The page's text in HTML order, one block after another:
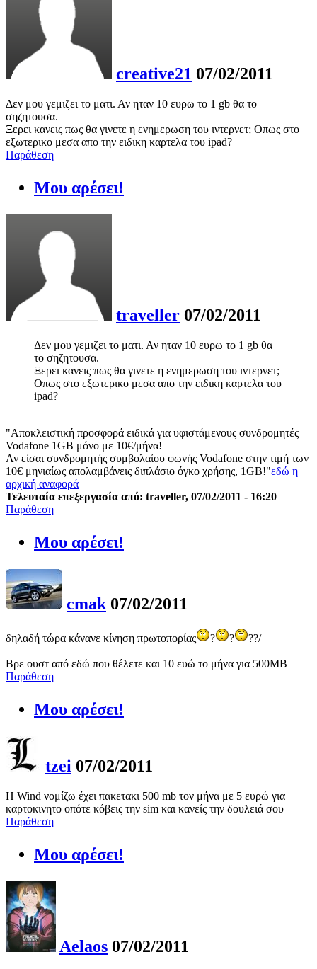
creative21 07/02/2011
Δεν μου γεμιζει το ματι. Αν ηταν 10 ευρω το 1 gb θα το
σηζητουσα.
Ξερει κανεις πως θα γινετε η ενημερωση του ιντερνετ; Οπως στο
εξωτερικο μεσα απο την ειδικη καρτελα του ipad?
Παράθεση
Μου αρέσει!
traveller 07/02/2011
Δεν μου γεμιζει το ματι. Αν ηταν 10 ευρω το 1 gb θα
το σηζητουσα.
Ξερει κανεις πως θα γινετε η ενημερωση του ιντερνετ;
Οπως στο εξωτερικο μεσα απο την ειδικη καρτελα του
ipad?
"Αποκλειστική προσφορά ειδικά για υφιστάμενους συνδρομητές
Vodafone 1GB μόνο με 10€/μήνα!
Αν είσαι συνδρομητής συμβολαίου φωνής Vodafone στην τιμή των
10€ μηνιαίως απολαμβάνεις διπλάσιο όγκο χρήσης, 1GB!"εδώ η
αρχική αναφορά
Τελευταία επεξεργασία από: traveller, 07/02/2011 - 16:20
Παράθεση
Μου αρέσει!
cmak 07/02/2011
δηλαδή τώρα κάνανε κίνηση πρωτοπορίας ? ? ??/
Βρε ουστ από εδώ που θέλετε και 10 ευώ το μήνα για 500ΜΒ
Παράθεση
Μου αρέσει!
tzei 07/02/2011
Η Wind νομίζω έχει πακετακι 500 mb τον μήνα με 5 ευρώ για
καρτοκινητο οπότε κόβεις την sim και κανείς την δουλειά σου
Παράθεση
Μου αρέσει!
Aelaos 07/02/2011